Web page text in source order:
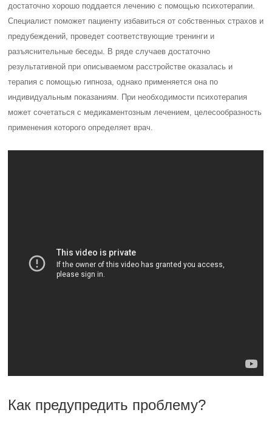
достаточно хорошо поддается лечению с помощью психотерапии.
Специалист поможет пациенту избавиться от собственных страхов и
предубеждений, проведет соответствующие тренинги и
разъяснительные беседы. В ряде случаев достаточно
результативной при описываемом расстройстве оказалась и
терапия с помощью гипноза, однако применяется она по
индивидуальным показаниям. При необходимости психотерапия
может сочетаться с медикаментозным лечением, целесообразность
применения которого определяет врач.
Как предупредить проблему?